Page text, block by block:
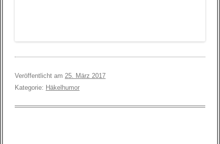
Veröffentlicht am 25. März 2017
Kategorie: Häkelhumor